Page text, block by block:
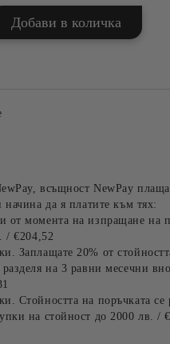
всъщност NewPay
начина да я платите към тях:
от момента на изпращане на
/ €204,52
Заплащате 20% от
разделя на 3 равни месечни
Стойността на поръчката
на стойност до 2000 лв. /